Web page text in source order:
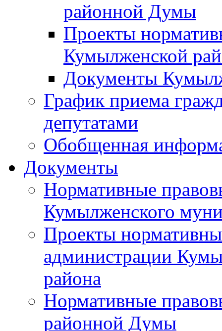
районной Думы
Проекты
Кумылженской
Документы
График приема
депутатами
Обобщенная
Документы
Нормативные
Кумылженского
Проекты
администрации
района
Нормативные
районной Думы